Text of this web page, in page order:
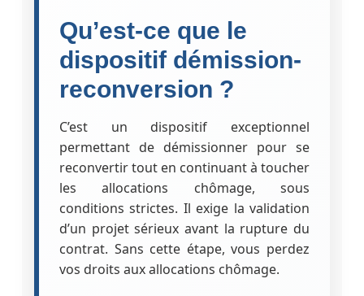
Qu’est-ce que le
dispositif démission-
reconversion ?
C’est un dispositif exceptionnel
permettant de démissionner pour se
reconvertir tout en continuant à toucher
les allocations chômage, sous
conditions strictes. Il exige la validation
d’un projet sérieux avant la rupture du
contrat. Sans cette étape, vous perdez
vos droits aux allocations chômage.